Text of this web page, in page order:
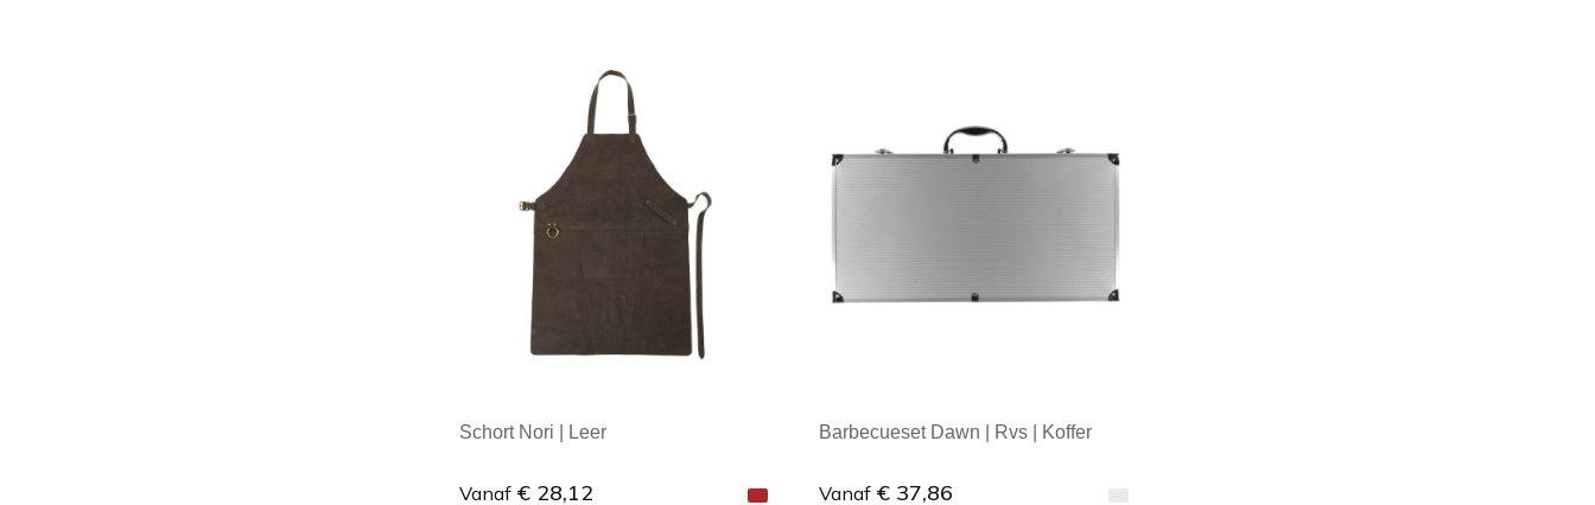
Minimale afname: 1
Schort Nori | Leer
Vanaf € 28,12
Barbecueset Dawn | Rvs | Koffer
Vanaf € 37,86